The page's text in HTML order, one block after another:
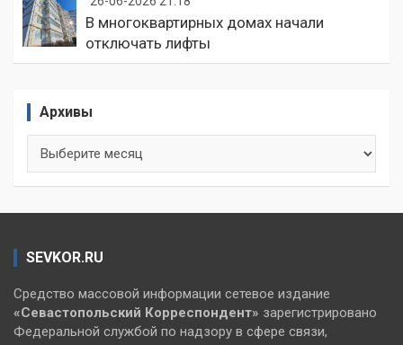
В многоквартирных домах начали
отключать лифты
Архивы
SEVKOR.RU
Средство массовой информации сетевое издание
«Севастопольский Корреспондент» зарегистрировано
Федеральной службой по надзору в сфере связи,